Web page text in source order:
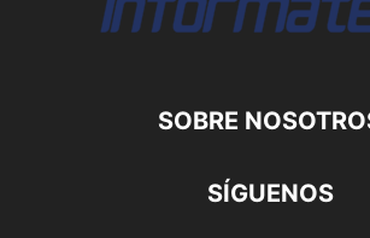
SOBRE
SÍGUENOS